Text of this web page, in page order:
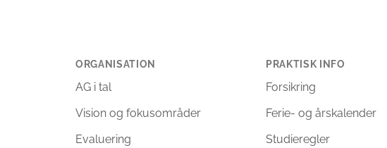
ORGANISATION
AG i tal
Vision og fokusområder
Evaluering
PRAKTISK INFO
Forsikring
Ferie- og årskalender
Studieregler